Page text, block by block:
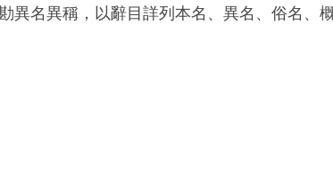
異名異稱，以辭目詳列本名、異名、俗名、